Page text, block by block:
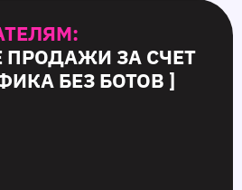
ЗА СЧЕТ
БЕЗ БОТОВ ]